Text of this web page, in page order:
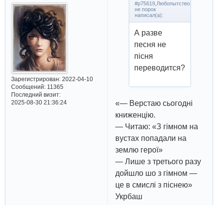
Зарегистрирован: 2022-04-10
Сообщений:11365
Последний визит:
2025-08-30 21:36:24
#p75619,Любопытство
не порок
написал(а):
А разве
песня не
пiсня
переводится?
«— Верстаю сьогодні
книженцію.
— Читаю: «З гімном на
вустах попадали на
землю герої»
— Лише з третього разу
дойшло шо з гімном —
це в смислі з піснею»
Укрбаш